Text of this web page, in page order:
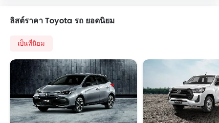
ลิสต์ราคา Toyota รถ ยอดนิยม
เป็นที่นิยม